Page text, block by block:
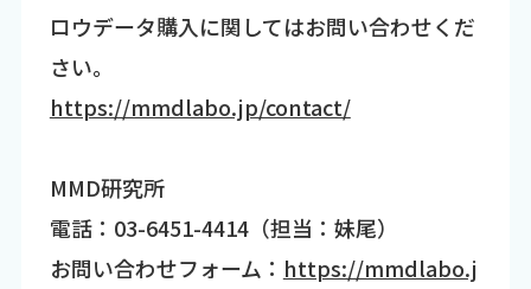
ロウデータ購入に関してはお問い合わせくだ
さい。
https://mmdlabo.jp/contact/
MMD研究所
電話：03-6451-4414（担当：妹尾）
お問い合わせフォーム： https://mmdlabo.j